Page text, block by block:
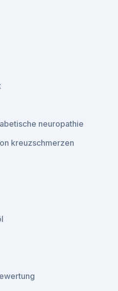
neuropathie
kreuzschmerzen